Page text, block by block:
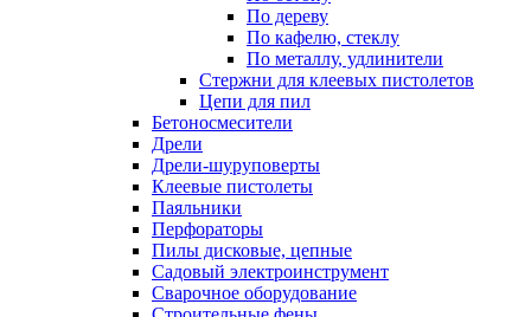
По дереву
По кафелю, стеклу
По металлу, удлинители
Стержни для клеевых пистолетов
Цепи для пил
Бетоносмесители
Дрели
Дрели-шуруповерты
Клеевые пистолеты
Паяльники
Перфораторы
Пилы дисковые, цепные
Садовый электроинструмент
Сварочное оборудование